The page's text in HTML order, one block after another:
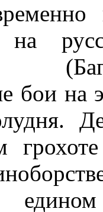
на
бои на